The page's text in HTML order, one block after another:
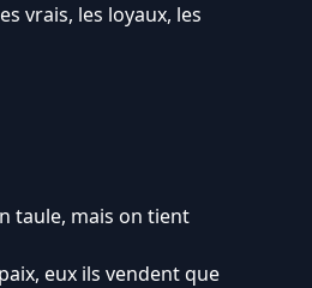
vrais, les loyaux, les
taule, mais on tient
eux ils vendent que